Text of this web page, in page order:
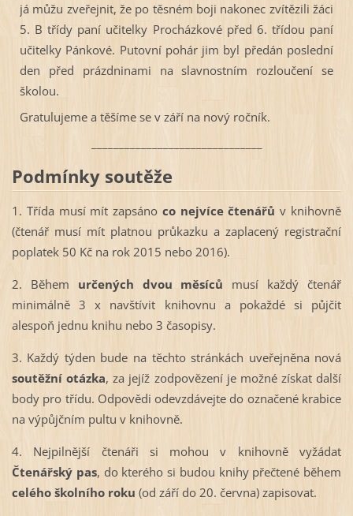
já můžu zveřejnit, že po těsném boji nakonec zvítězili žáci
5. B třídy paní učitelky Procházkové před 6. třídou paní
učitelky Pánkové. Putovní pohár jim byl předán poslední
den před prázdninami na slavnostním rozloučení se
školou.
Gratulujeme a těšíme se v září na nový ročník.
Podmínky soutěže
1. Třída musí mít zapsáno co nejvíce čtenářů v knihovně
(čtenář musí mít platnou průkazku a zaplacený registrační
poplatek 50 Kč na rok 2015 nebo 2016).
2. Během určených dvou měsíců musí každý čtenář
minimálně 3 x navštívit knihovnu a pokaždé si půjčit
alespoň jednu knihu nebo 3 časopisy.
3. Každý týden bude na těchto stránkách uveřejněna nová
soutěžní otázka, za jejíž zodpovězení je možné získat další
body pro třídu. Odpovědi odevzdávejte do označené krabice
na výpůjčním pultu v knihovně.
4. Nejpilnější čtenáři si mohou v knihovně vyžádat
Čtenářský pas, do kterého si budou knihy přečtené během
celého školního roku (od září do 20. června) zapisovat.